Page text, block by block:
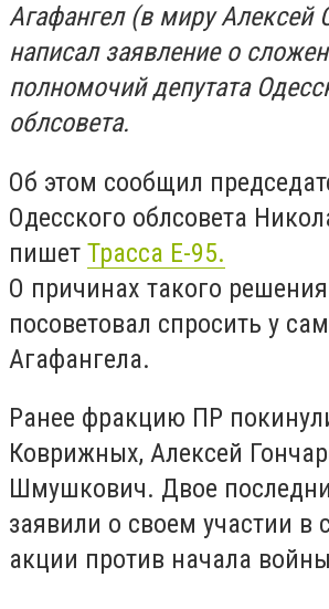
Агафангел (в миру Алексей
написал заявление о
полномочий депутата
облсовета.
Об этом сообщил
Одесского облсовета
пишет Трасса Е-95.
О причинах такого
посоветовал спросить у
Агафангела.
Ранее фракцию ПР
Коврижных, Алексей
Шмушкович. Двое
заявили о своем участии в
акции против начала